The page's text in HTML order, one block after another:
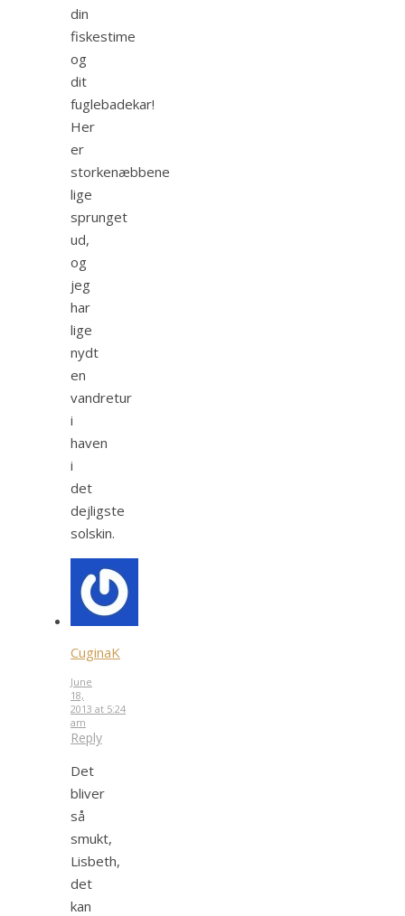
din
fiskestime
og
dit
fuglebadekar!
Her
er
storkenæbbene
lige
sprunget
ud,
og
jeg
har
lige
nydt
en
vandretur
i
haven
i
det
dejligste
solskin.
CuginaK
June
18,
2013 at 5:24
am
Reply
Det
bliver
så
smukt,
Lisbeth,
det
kan